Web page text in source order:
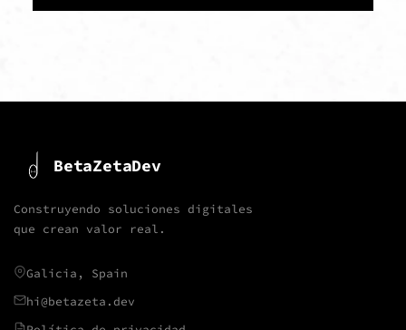
BetaZetaDev
Construyendo soluciones digitales
que crean valor real.
Galicia, Spain
hi@betazeta.dev